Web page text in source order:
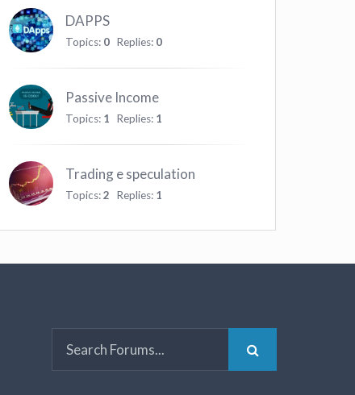
DAPPS
Topics: 0 Replies: 0
Passive Income
Topics: 1 Replies: 1
Trading e speculation
Topics:2 Replies: 1